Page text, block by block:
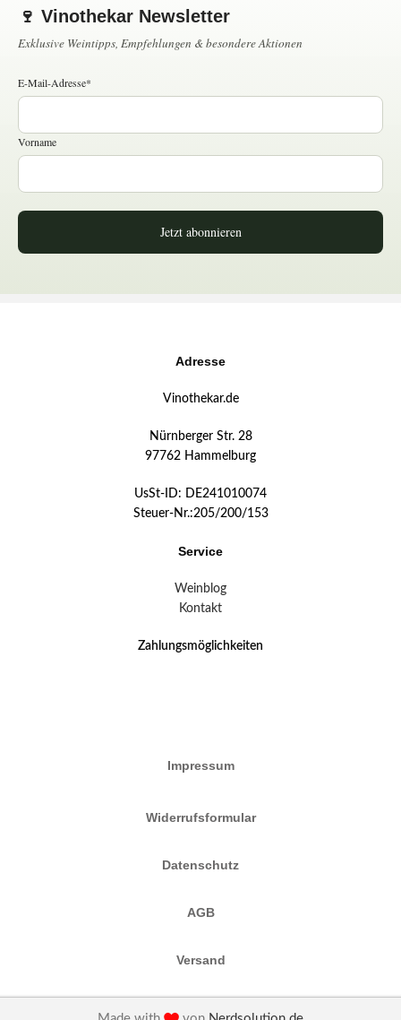
🍷 Vinothekar Newsletter
Exklusive Weintipps, Empfehlungen & besondere Aktionen
E-Mail-Adresse*
Vorname
Jetzt abonnieren
Adresse
Vinothekar.de
Nürnberger Str. 28
97762 Hammelburg
UsSt-ID: DE241010074
Steuer-Nr.:205/200/153
Service
Weinblog
Kontakt
Zahlungsmöglichkeiten
Impressum
Widerrufsformular
Datenschutz
AGB
Versand